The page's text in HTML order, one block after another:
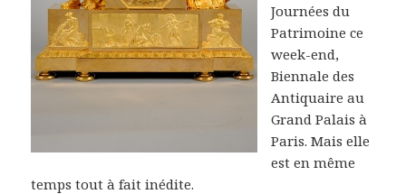
Journées du
Patrimoine ce
week-end,
Biennale des
Antiquaire au
Grand Palais à
Paris. Mais elle
est en même
temps tout à fait inédite.